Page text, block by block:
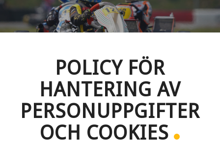
POLICY FÖR
HANTERING AV
PERSONUPPGIFTER
OCH COOKIES